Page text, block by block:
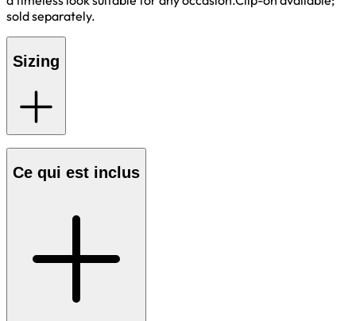
sold separately.
Sizing
Ce qui est inclus